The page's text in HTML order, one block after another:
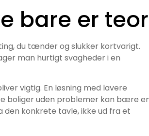
bare er
du tænder og slukker kortvarigt.
man hurtigt svagheder i en
vigtig. En løsning med lavere
boliger uden problemer kan bære
konkrete tavle, ikke ud fra et